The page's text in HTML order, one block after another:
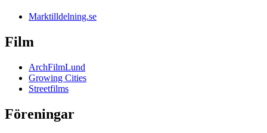
Marktilldelning.se
Film
ArchFilmLund
Growing Cities
Streetfilms
Föreningar